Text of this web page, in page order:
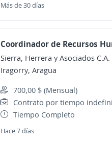
Más de 30 días
Coordinador de Recursos
Sierra, Herrera y Asociados C.A.
Iragorry, Aragua
700,00 $ (Mensual)
Contrato por tiempo
Tiempo Completo
Hace 7 días